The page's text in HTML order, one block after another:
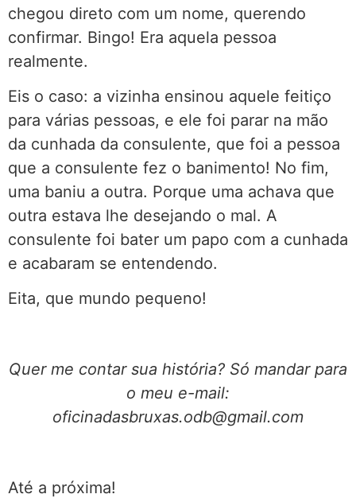
chegou direto com um nome, querendo
confirmar. Bingo! Era aquela pessoa
realmente.
Eis o caso: a vizinha ensinou aquele feitiço
para várias pessoas, e ele foi parar na mão
da cunhada da consulente, que foi a pessoa
que a consulente fez o banimento! No fim,
uma baniu a outra. Porque uma achava que
outra estava lhe desejando o mal. A
consulente foi bater um papo com a cunhada
e acabaram se entendendo.
Eita, que mundo pequeno!
Quer me contar sua história? Só mandar para
o meu e-mail:
oficinadasbruxas.odb@gmail.com
Até a próxima!